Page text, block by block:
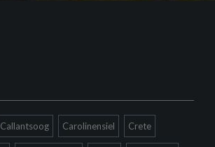
Callantsoog Carolinensiel Crete